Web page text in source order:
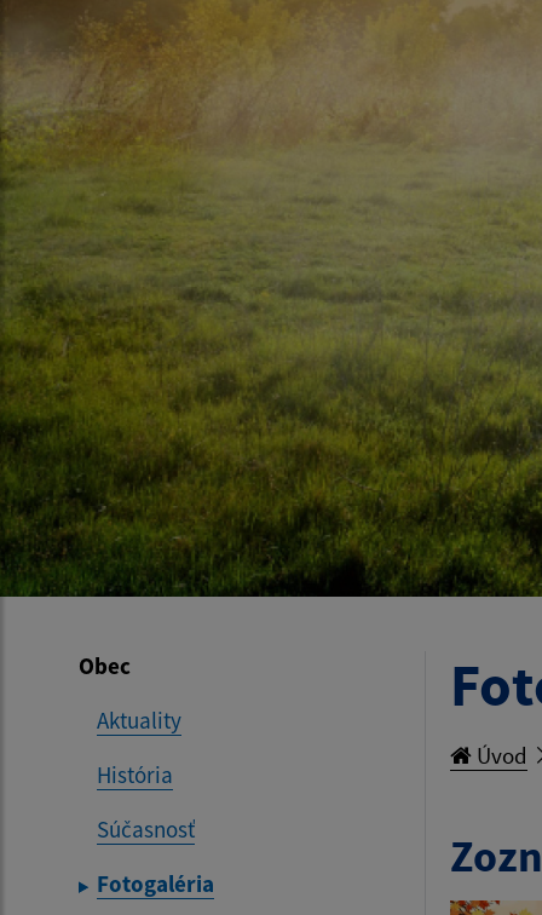
Obec
Aktuality
História
Súčasnosť
Fotogaléria
Úvod